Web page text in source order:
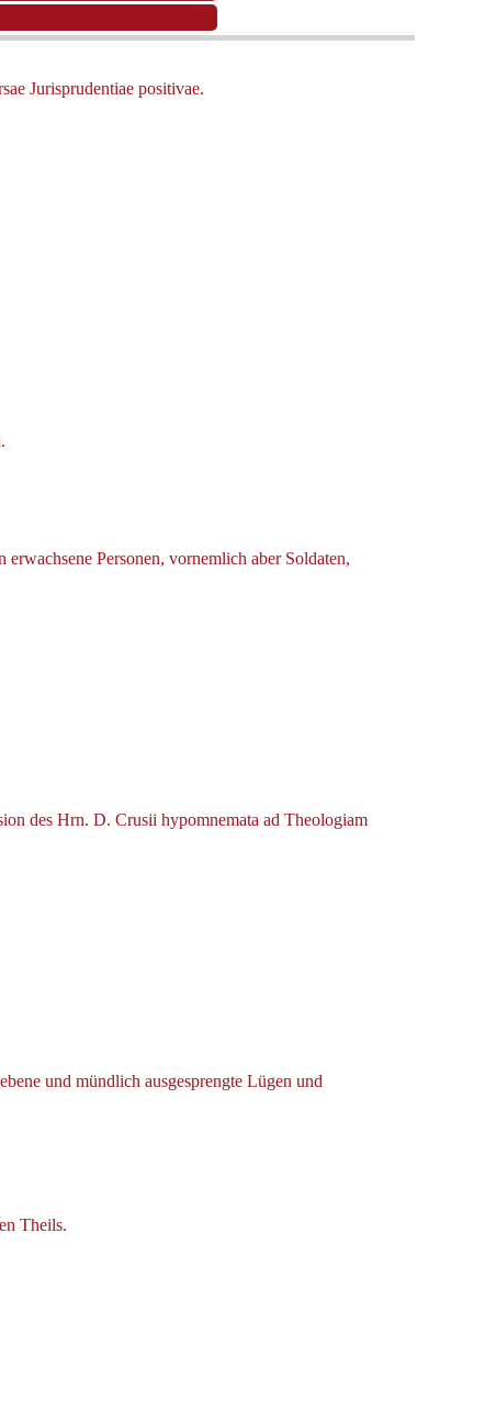
Jurisprudentiae positivae.
Personen, vornemlich aber Soldaten,
des Hrn. D. Crusii hypomnemata ad Theologiam
und mündlich ausgesprengte Lügen und
Theils.